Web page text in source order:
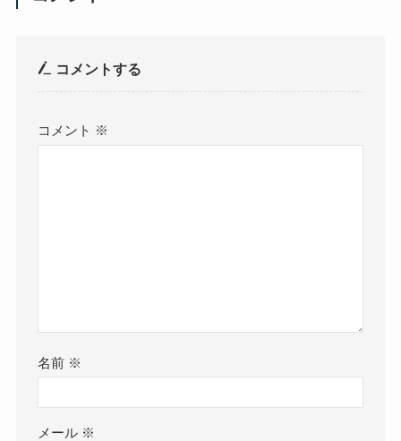
コメントする
コメント ※
名前 ※
メール ※